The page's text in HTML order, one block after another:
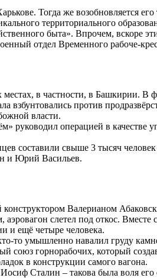
Тогда же возобновляется
территориального
быта». Впрочем,
отдел Временного рабоче-
в частности, в Башкирии. В
взбунтовались против
власти.
руководил операцией в
составили свыше 3 тысяч
и Юрий Васильев.
Валерианом
слетел под откос.
и ещё четыре человека.
то умышленно навалил груду
союз горнорабочих, который
в конструкции самого вагона.
Сталин – такова была воля